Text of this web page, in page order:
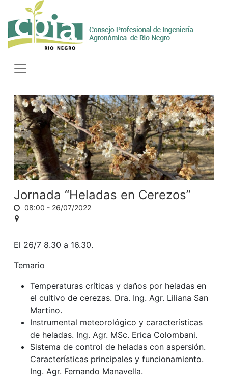
to
content
Toggle
navigation
Jornada “Heladas en Cerezos”
08:00 - 26/07/2022
El 26/7 8.30 a 16.30.
Temario
Temperaturas críticas y daños por heladas en
el cultivo de cerezas. Dra. Ing. Agr. Liliana San
Martino.
Instrumental meteorológico y características
de heladas. Ing. Agr. MSc. Erica Colombani.
Sistema de control de heladas con aspersión.
Características principales y funcionamiento.
Ing. Agr. Fernando Manavella.